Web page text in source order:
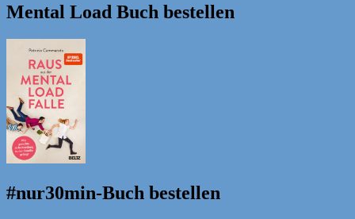
Mental Load Buch bestellen
#nur30min-Buch bestellen